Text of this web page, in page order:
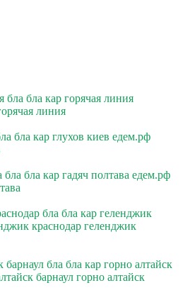
бла бла кар горячая линия
линия
бла кар глухов киев едем.рф
бла бла кар гадяч полтава едем.рф
бла бла кар геленджик
краснодар геленджик
барнаул бла бла кар горно алтайск
барнаул горно алтайск